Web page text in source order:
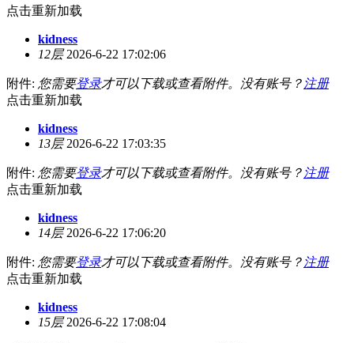
点击重新加载
kidness
12层2026-6-22 17:02:06
附件: 您需要登录才可以下载或查看附件。没有账号？ 注册
点击重新加载
kidness
13层2026-6-22 17:03:35
附件: 您需要登录才可以下载或查看附件。没有账号？ 注册
点击重新加载
kidness
14层2026-6-22 17:06:20
附件: 您需要登录才可以下载或查看附件。没有账号？ 注册
点击重新加载
kidness
15层2026-6-22 17:08:04